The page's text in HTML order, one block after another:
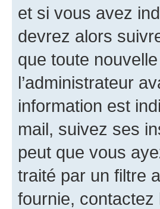
et si vous avez
devrez alors
que toute
l’administrateur
information est
mail, suivez ses
peut que vous
traité par un filtre
fournie, contactez